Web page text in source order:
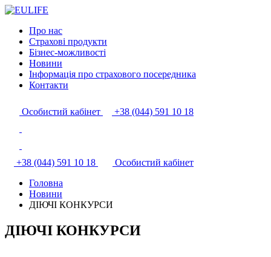
Про нас
Страхові продукти
Бізнес-можливості
Новини
Інформація про страхового посередника
Контакти
Особистий кабінет +38 (044) 591 10 18
+38 (044) 591 10 18
Особистий кабінет
Головна
Новини
ДІЮЧІ КОНКУРСИ
ДІЮЧІ КОНКУРСИ